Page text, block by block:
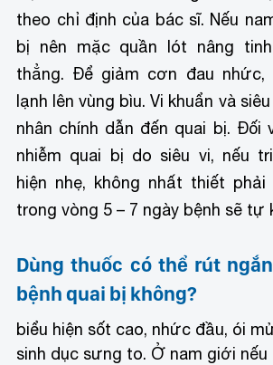
theo chỉ định của bác sĩ. Nếu
bị nên mặc quần lót nâng
thẳng. Để giảm cơn đau
lạnh lên vùng bìu. Vi khuẩn và
nhân chính dẫn đến quai bị.
nhiễm quai bị do siêu vi, nếu
hiện nhẹ, không nhất thiết phải
trong vòng 5 – 7 ngày bệnh sẽ tự
Dùng thuốc có thể rút
bệnh quai bị không?
biểu hiện sốt cao, nhức đầu, ói
sinh dục sưng to. Ở nam giới